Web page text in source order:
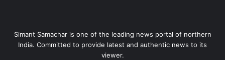
Simant Samachar is one of the leading news portal of northern
India. Committed to provide latest and authentic news to its
viewer.